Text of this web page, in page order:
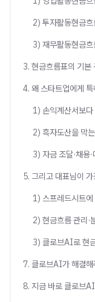
2) 투자활동현금흐
3) 재무활동현금흐
3. 현금흐름표의 기본
4. 왜 스타트업에게
1) 손익계산서보다
2) 흑자도산을 막
3) 자금 조달·채용
5. 그리고 대표님이
1) 스프레드시트에
2) 현금흐름 관리
3) 클로브AI로 현
7. 클로브AI가 해결해
8. 지금 바로 클로브